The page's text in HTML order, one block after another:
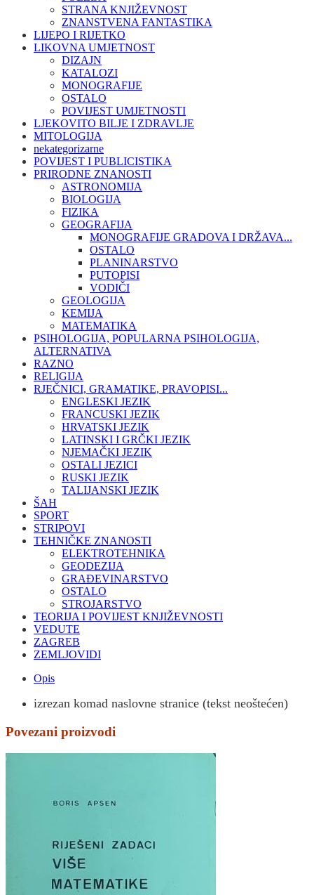
STRANA KNJIŽEVNOST
ZNANSTVENA FANTASTIKA
LIJEPO I RIJETKO
LIKOVNA UMJETNOST
DIZAJN
KATALOZI
MONOGRAFIJE
OSTALO
POVIJEST UMJETNOSTI
LJEKOVITO BILJE I ZDRAVLJE
MITOLOGIJA
nekategorizarne
POVIJEST I PUBLICISTIKA
PRIRODNE ZNANOSTI
ASTRONOMIJA
BIOLOGIJA
FIZIKA
GEOGRAFIJA
MONOGRAFIJE GRADOVA I DRŽAVA...
OSTALO
PLANINARSTVO
PUTOPISI
VODIČI
GEOLOGIJA
KEMIJA
MATEMATIKA
PSIHOLOGIJA, POPULARNA PSIHOLOGIJA,
ALTERNATIVA
RAZNO
RELIGIJA
RJEČNICI, GRAMATIKE, PRAVOPISI...
ENGLESKI JEZIK
FRANCUSKI JEZIK
HRVATSKI JEZIK
LATINSKI I GRČKI JEZIK
NJEMAČKI JEZIK
OSTALI JEZICI
RUSKI JEZIK
TALIJANSKI JEZIK
ŠAH
SPORT
STRIPOVI
TEHNIČKE ZNANOSTI
ELEKTROTEHNIKA
GEODEZIJA
GRAĐEVINARSTVO
OSTALO
STROJARSTVO
TEORIJA I POVIJEST KNJIŽEVNOSTI
VEDUTE
ZAGREB
ZEMLJOVIDI
Opis
izrezan komad naslovne stranice (tekst neoštećen)
Povezani proizvodi